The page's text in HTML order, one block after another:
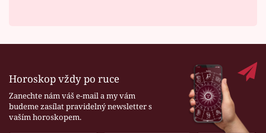
Horoskop vždy po ruce
Zanechte nám váš e-mail a my vám
budeme zasílat pravidelný newsletter s
vaším horoskopem.